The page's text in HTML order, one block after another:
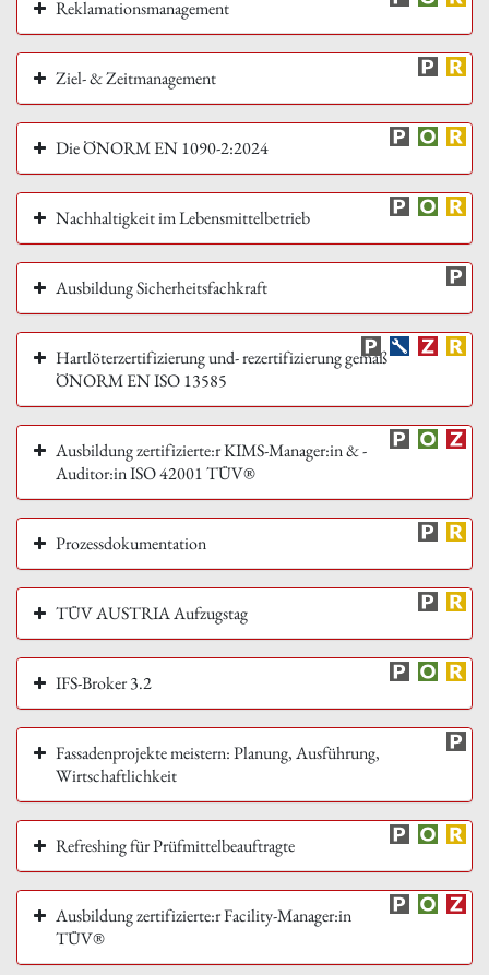
Reklamationsmanagement
Ziel- & Zeitmanagement
Die ÖNORM EN 1090-2:2024
Nachhaltigkeit im Lebensmittelbetrieb
Ausbildung Sicherheitsfachkraft
Hartlöterzertifizierung und- rezertifizierung gemäß
ÖNORM EN ISO 13585
Ausbildung zertifizierte:r KIMS-Manager:in & -
Auditor:in ISO 42001 TÜV®
Prozessdokumentation
TÜV AUSTRIA Aufzugstag
IFS-Broker 3.2
Fassadenprojekte meistern: Planung, Ausführung,
Wirtschaftlichkeit
Refreshing für Prüfmittelbeauftragte
Ausbildung zertifizierte:r Facility-Manager:in
TÜV®